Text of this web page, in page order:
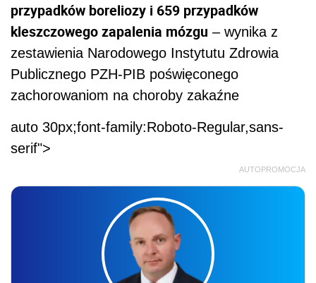
przypadków boreliozy i 659 przypadków
kleszczowego zapalenia mózgu – wynika z
zestawienia Narodowego Instytutu Zdrowia
Publicznego PZH-PIB poświęconego
zachorowaniom na choroby zakaźne
auto 30px;font-family:Roboto-Regular,sans-
serif">
AUTOPROMOCJA